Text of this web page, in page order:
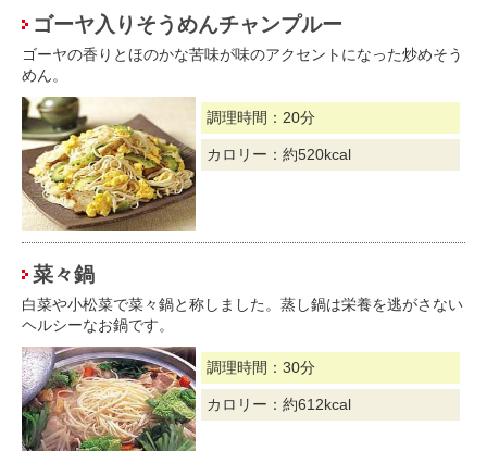
ゴーヤ入りそうめんチャンプルー
ゴーヤの香りとほのかな苦味が味のアクセントになった炒めそう
めん。
調理時間：20分
カロリー：約520kcal
菜々鍋
白菜や小松菜で菜々鍋と称しました。蒸し鍋は栄養を逃がさない
ヘルシーなお鍋です。
調理時間：30分
カロリー：約612kcal